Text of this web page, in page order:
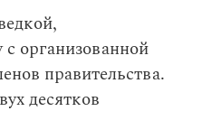
с организованной
правительства.
десятков